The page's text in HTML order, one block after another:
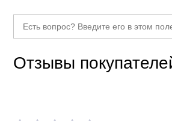
Отзывы